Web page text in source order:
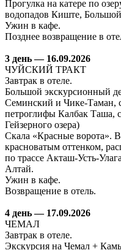
Прогулка на катере по
водопадов Киште,
Ужин в кафе.
Позднее возвращение в
3 день — 16.09.2026
ЧУЙСКИЙ ТРАКТ
Завтрак в отеле.
Большой экскурсионный
Семинский и Чике-Таман,
петроглифы Калбак Таша,
Гейзерного озера)
Скала «Красные ворота».
красноватым оттенком,
по трассе Акташ-Усть-
Алтай.
Ужин в кафе.
Возвращение в отель.
4 день — 17.09.2026
ЧЕМАЛ
Завтрак в отеле.
Экскурсия на Чемал +